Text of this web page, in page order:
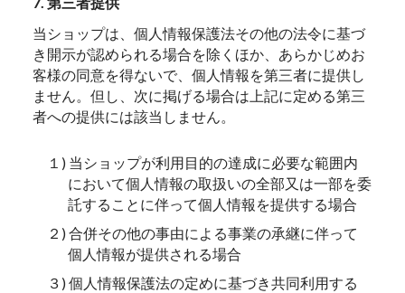
当ショップは、個人情報保護法その他の法令に基づ
き開示が認められる場合を除くほか、あらかじめお
客様の同意を得ないで、個人情報を第三者に提供し
ません。但し、次に掲げる場合は上記に定める第三
者への提供には該当しません。
１) 当ショップが利用目的の達成に必要な範囲内
において個人情報の取扱いの全部又は一部を委
託することに伴って個人情報を提供する場合
２) 合併その他の事由による事業の承継に伴って
個人情報が提供される場合
３) 個人情報保護法の定めに基づき共同利用する